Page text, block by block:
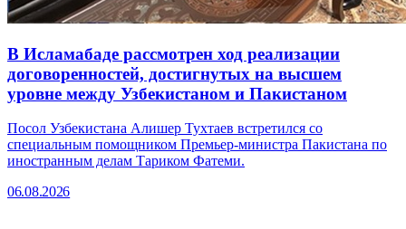
В Исламабаде рассмотрен ход реализации
договоренностей, достигнутых на высшем
уровне между Узбекистаном и Пакистаном
Посол Узбекистана Алишер Тухтаев встретился со
специальным помощником Премьер-министра Пакистана по
иностранным делам Тариком Фатеми.
06.08.2026